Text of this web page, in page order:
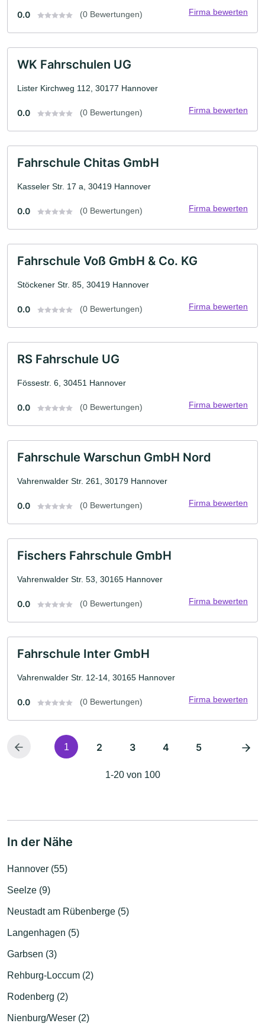
0.0 (0 Bewertungen) Firma bewerten
WK Fahrschulen UG
Lister Kirchweg 112, 30177 Hannover
0.0 (0 Bewertungen) Firma bewerten
Fahrschule Chitas GmbH
Kasseler Str. 17 a, 30419 Hannover
0.0 (0 Bewertungen) Firma bewerten
Fahrschule Voß GmbH & Co. KG
Stöckener Str. 85, 30419 Hannover
0.0 (0 Bewertungen) Firma bewerten
RS Fahrschule UG
Fössestr. 6, 30451 Hannover
0.0 (0 Bewertungen) Firma bewerten
Fahrschule Warschun GmbH Nord
Vahrenwalder Str. 261, 30179 Hannover
0.0 (0 Bewertungen) Firma bewerten
Fischers Fahrschule GmbH
Vahrenwalder Str. 53, 30165 Hannover
0.0 (0 Bewertungen) Firma bewerten
Fahrschule Inter GmbH
Vahrenwalder Str. 12-14, 30165 Hannover
0.0 (0 Bewertungen) Firma bewerten
1 2 3 4 5
1-20 von 100
In der Nähe
Hannover (55)
Seelze (9)
Neustadt am Rübenberge (5)
Langenhagen (5)
Garbsen (3)
Rehburg-Loccum (2)
Rodenberg (2)
Nienburg/Weser (2)